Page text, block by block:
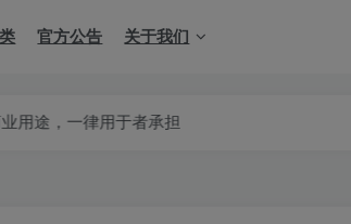
官方公告 关于我们
承担